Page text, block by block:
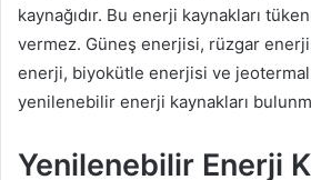
kaynağıdır. Bu enerji kaynakları
vermez. Güneş enerjisi, rüzgar
enerji, biyokütle enerjisi ve
yenilenebilir enerji kaynakları
Yenilenebilir Enerji